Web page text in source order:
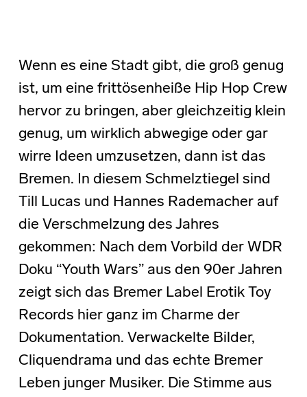
Wenn es eine Stadt gibt, die groß genug
ist, um eine frittösenheiße Hip Hop Crew
hervor zu bringen, aber gleichzeitig klein
genug, um wirklich abwegige oder gar
wirre Ideen umzusetzen, dann ist das
Bremen. In diesem Schmelztiegel sind
Till Lucas und Hannes Rademacher auf
die Verschmelzung des Jahres
gekommen: Nach dem Vorbild der WDR
Doku “Youth Wars” aus den 90er Jahren
zeigt sich das Bremer Label Erotik Toy
Records hier ganz im Charme der
Dokumentation. Verwackelte Bilder,
Cliquendrama und das echte Bremer
Leben junger Musiker. Die Stimme aus